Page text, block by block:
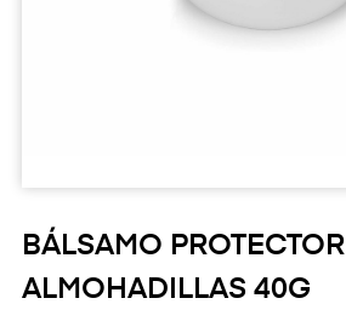
BÁLSAMO PROTECTOR
ALMOHADILLAS 40G